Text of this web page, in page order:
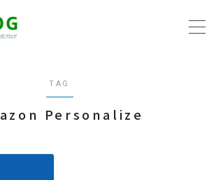
TAG
Personalize